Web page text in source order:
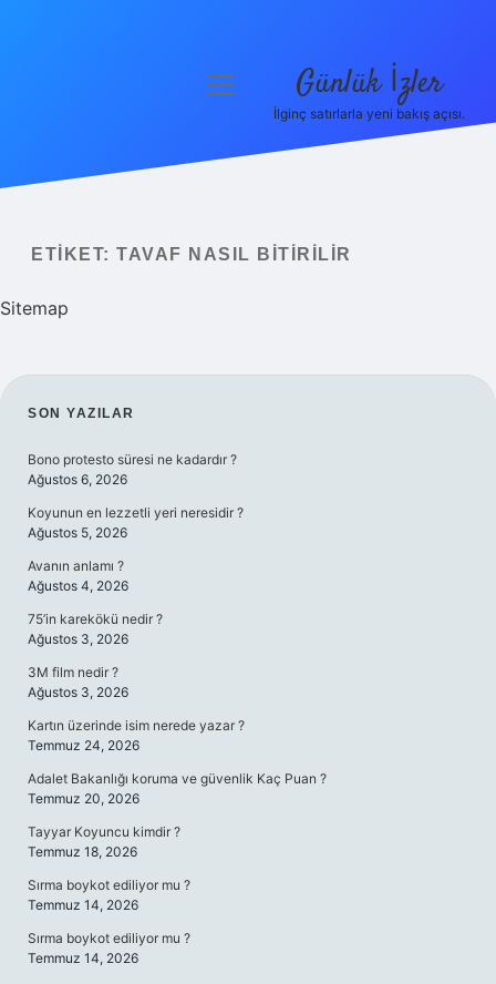
Yasal Uyarı
Hakkımızda
menüyü
Günlük İzler
İlginç satırlarla yeni bakış açısı.
ETIKET: TAVAF NASIL BITIRILIR
Sitemap
SIDEBAR
SON YAZILAR
Bono protesto süresi ne kadardır ?
Ağustos 6, 2026
Koyunun en lezzetli yeri neresidir ?
Ağustos 5, 2026
Avanın anlamı ?
Ağustos 4, 2026
75’in karekökü nedir ?
Ağustos 3, 2026
3M film nedir ?
Ağustos 3, 2026
Kartın üzerinde isim nerede yazar ?
Temmuz 24, 2026
Adalet Bakanlığı koruma ve güvenlik Kaç Puan ?
Temmuz 20, 2026
Tayyar Koyuncu kimdir ?
Temmuz 18, 2026
Sırma boykot ediliyor mu ?
Temmuz 14, 2026
Sırma boykot ediliyor mu ?
Temmuz 14, 2026